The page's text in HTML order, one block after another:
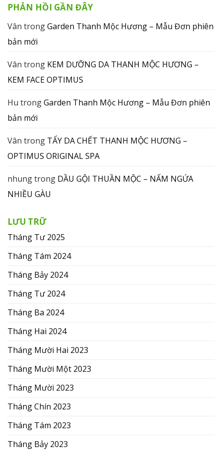
PHẢN HỒI GẦN ĐÂY
Vân trongGarden Thanh Mộc Hương – Mẫu Đơn phiên
bản mới
Vân trong KEM DƯỠNG DA THANH MỘC HƯƠNG –
KEM FACE OPTIMUS
Hu trongGarden Thanh Mộc Hương – Mẫu Đơn phiên
bản mới
Vân trong TẨY DA CHẾT THANH MỘC HƯƠNG –
OPTIMUS ORIGINAL SPA
nhungtrong DẦU GỘI THUẦN MỘC – NẤM NGỨA
NHIỀU GÀU
LƯU TRỮ
Tháng Tư 2025
Tháng Tám 2024
Tháng Bảy 2024
Tháng Tư 2024
Tháng Ba 2024
Tháng Hai 2024
Tháng Mười Hai 2023
Tháng Mười Một 2023
Tháng Mười 2023
Tháng Chín 2023
Tháng Tám 2023
Tháng Bảy 2023